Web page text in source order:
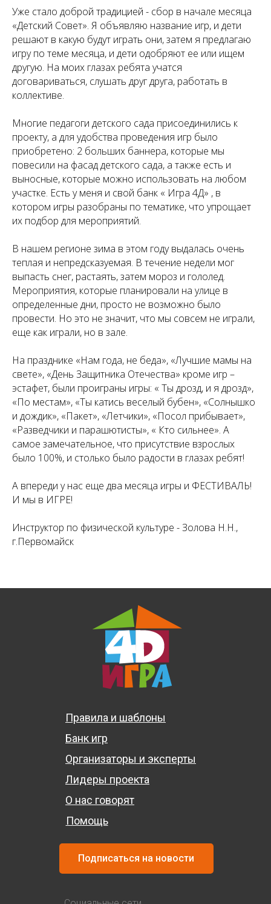
Уже стало доброй традицией - сбор в начале месяца
«Детский Совет». Я объявляю название игр, и дети
решают в какую будут играть они, затем я предлагаю
игру по теме месяца, и дети одобряют ее или ищем
другую. На моих глазах ребята учатся
договариваться, слушать друг друга, работать в
коллективе.
Многие педагоги детского сада присоединились к
проекту, а для удобства проведения игр было
приобретено: 2 больших баннера, которые мы
повесили на фасад детского сада, а также есть и
выносные, которые можно использовать на любом
участке. Есть у меня и свой банк « Игра 4Д» , в
котором игры разобраны по тематике, что упрощает
их подбор для мероприятий.
В нашем регионе зима в этом году выдалась очень
теплая и непредсказуемая. В течение недели мог
выпасть снег, растаять, затем мороз и гололед.
Мероприятия, которые планировали на улице в
определенные дни, просто не возможно было
провести. Но это не значит, что мы совсем не играли,
еще как играли, но в зале.
На празднике «Нам года, не беда», «Лучшие мамы на
свете», «День Защитника Отечества» кроме игр –
эстафет, были проиграны игры: « Ты дрозд, и я дрозд»,
«По местам», «Ты катись веселый бубен», «Солнышко
и дождик», «Пакет», «Летчики», «Посол прибывает»,
«Разведчики и парашютисты», « Кто сильнее». А
самое замечательное, что присутствие взрослых
было 100%, и столько было радости в глазах ребят!
А впереди у нас еще два месяца игры и ФЕСТИВАЛЬ!
И мы в ИГРЕ!
Инструктор по физической культуре - Золова Н.Н.,
г.Первомайск
Подписаться на новости
Правила и шаблоны
Банк игр
Организаторы и эксперты
Лидеры проекта
О нас говорят
Помощь